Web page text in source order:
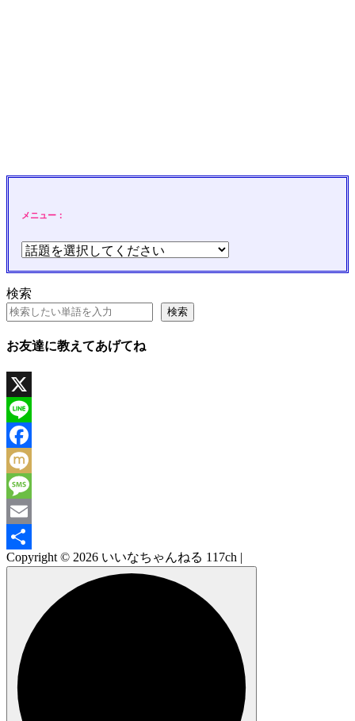
メニュー：
検索
検索
お友達に教えてあげてね
X
Line
Facebook
Mixi
Message
Email
共
Copyright © 2026 いいなちゃんねる 117ch |